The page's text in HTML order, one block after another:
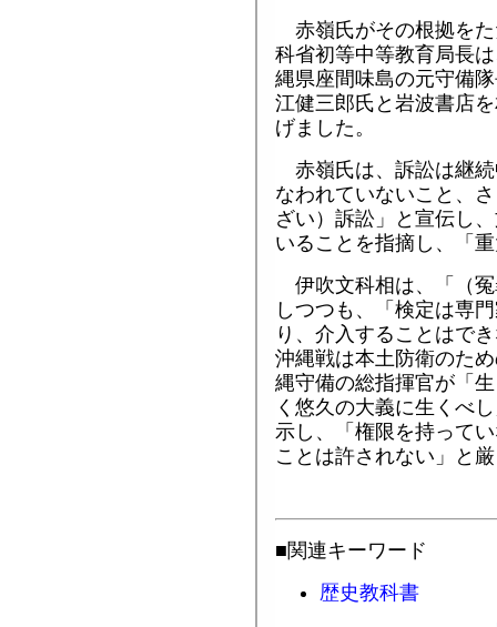
赤嶺氏がその根拠を
科省初等中等教育局長
縄県座間味島の元守備
江健三郎氏と岩波書店
げました。
赤嶺氏は、訴訟は継
なわれていないこと、
ざい）訴訟」と宣伝し
いることを指摘し、「
伊吹文科相は、「（
しつつも、「検定は専
り、介入することはで
沖縄戦は本土防衛のた
縄守備の総指揮官が「
く悠久の大義に生くべ
示し、「権限を持って
ことは許されない」と
■関連キーワード
歴史教科書